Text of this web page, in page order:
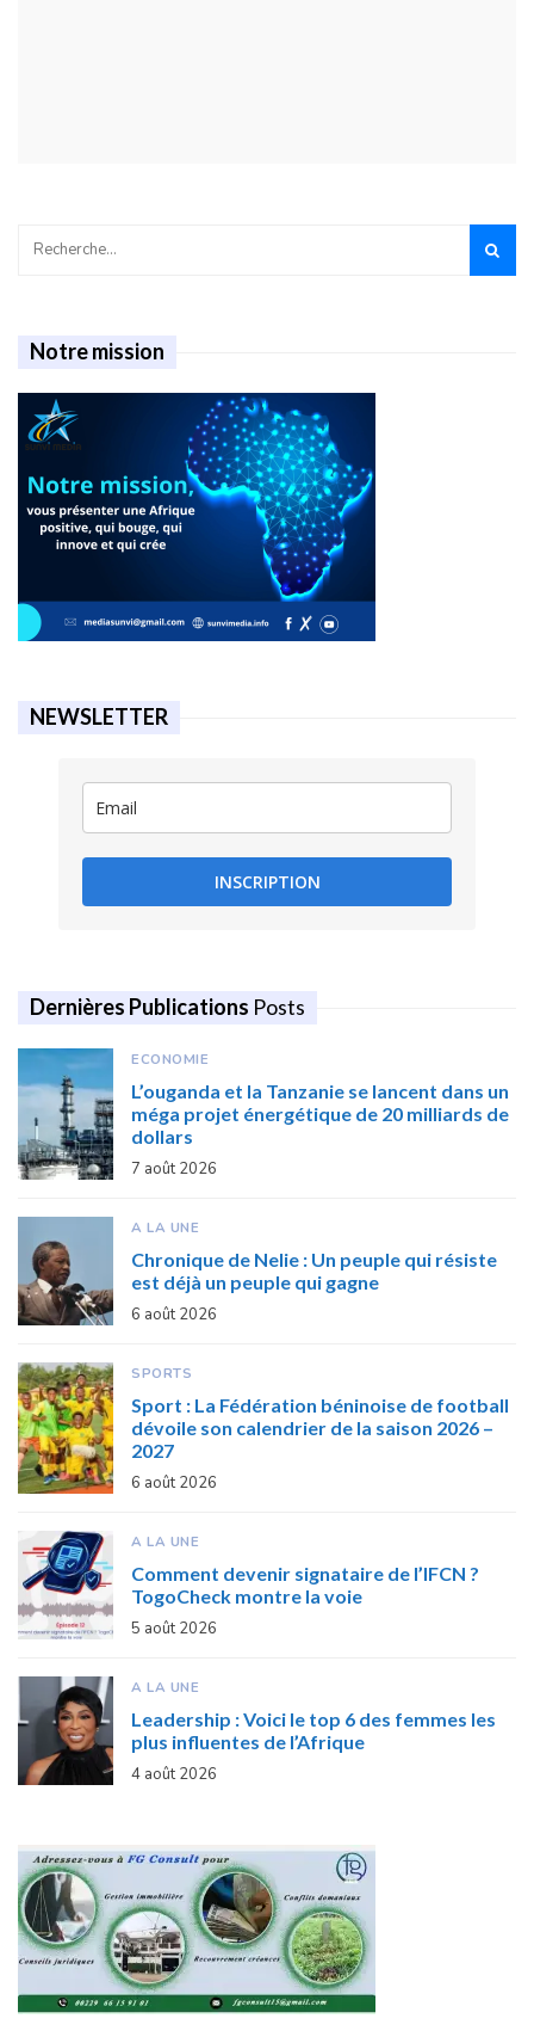
Notre mission
NEWSLETTER
INSCRIPTION
Dernières Publications Posts
ECONOMIE
L’ouganda et la Tanzanie se lancent dans un
méga projet énergétique de 20 milliards de
dollars
7 août 2026
A LA UNE
Chronique de Nelie : Un peuple qui résiste
est déjà un peuple qui gagne
6 août 2026
SPORTS
Sport : La Fédération béninoise de football
dévoile son calendrier de la saison 2026 –
2027
6 août 2026
A LA UNE
Comment devenir signataire de l’IFCN ?
TogoCheck montre la voie
5 août 2026
A LA UNE
Leadership : Voici le top 6 des femmes les
plus influentes de l’Afrique
4 août 2026